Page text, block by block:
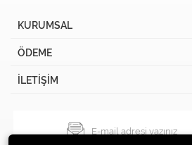
KURUMSAL
ÖDEME
İLETİŞİM